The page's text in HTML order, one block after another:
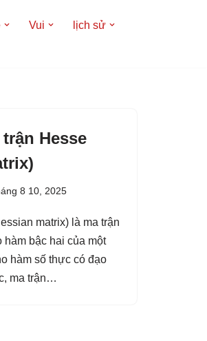
Vui
lịch sử
Hesse
8 10, 2025
matrix) là ma trận
hàm bậc hai của một
hàm số thực có đạo
ma trận…